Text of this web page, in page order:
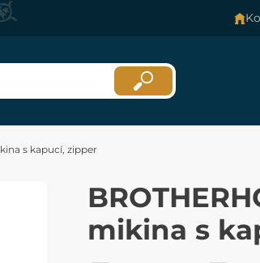
s kapucí, zipper
mikina s